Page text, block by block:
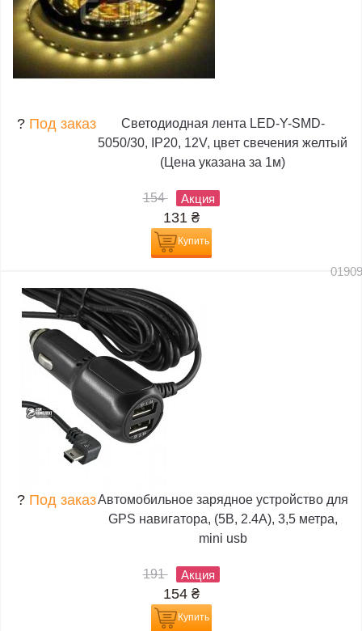
? Под заказ
Светодиодная лента LED-Y-SMD-
5050/30, IP20, 12V, цвет свечения желтый
(Цена указана за 1м)
154 Акция
131 ₴
Купить
? Под заказАвтомобильное зарядное устройство для
GPS навигатора, (5В, 2.4А), 3,5 метра,
mini usb
191 Акция
154 ₴
Купить